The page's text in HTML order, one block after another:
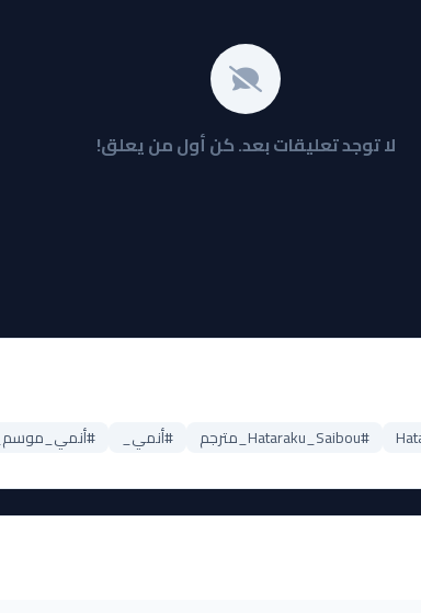
لا توجد تعليقات بعد. كن أول من يعلق!
#Hataraku_Saibou_مترجم #أنمي_